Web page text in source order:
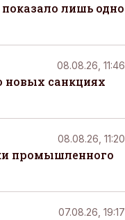
лишь одно
08.08.26, 11:46
новых санкциях
08.08.26, 11:20
промышленного
07.08.26, 19:17